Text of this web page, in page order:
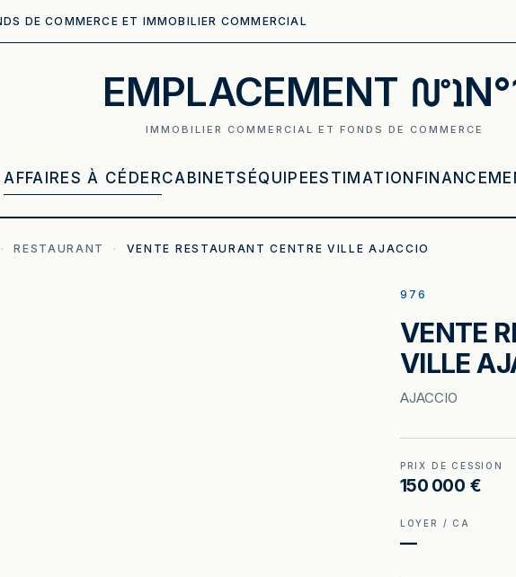
DE COMMERCE ET IMMOBILIER COMMERCIAL
EMPLACEMENT
IMMOBILIER COMMERCIAL ET FONDS DE COMMERCE
AFFAIRES À CÉDERCABINETS ÉQUIPE ESTIMATION
· RESTAURANT · VENTE RESTAURANT CENTRE VILLE AJACCIO
976
VENTE
VILLE
AJACCIO
PRIX DE CESSION
150 000 €
LOYER / CA
—